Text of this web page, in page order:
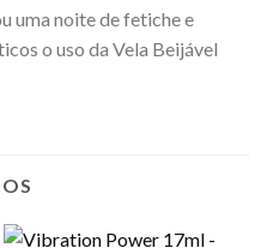
uma noite de fetiche e
o uso da Vela Beijável